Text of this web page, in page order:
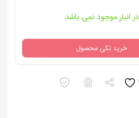
در انبار موجود نمی باشد
خرید تکی محصول